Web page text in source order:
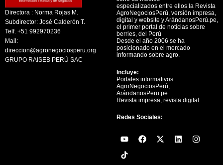
Directora : Norma Rojas M.
Subdirector: José Calderón T.
Telf. +51 992970236
Mail:
direccion@agronegociosperu.org
GRUPO RAISEB PERÚ SAC
especializados entre ellos la Revista
AgroNegociosPerú, versión impresa,
digital y website y ArándanosPerú.pe,
el primer portal de noticias sobre
berries, del Perú
Desde el año 2006 se ha
posicionado en el mercado
informando sobre agro.
Incluye:
Portales informativos
AgroNegociosPerú,
ArándanosPeru.pe
Revista impresa, revista digital
Redes Sociales:
Y
o
u
t
F
a
X
-
L
i
I
n